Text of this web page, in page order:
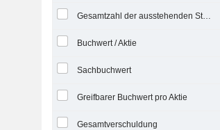
Gesamtzahl der ausstehenden Stammaktien
Buchwert / Aktie
Sachbuchwert
Greifbarer Buchwert pro Aktie
Gesamtverschuldung